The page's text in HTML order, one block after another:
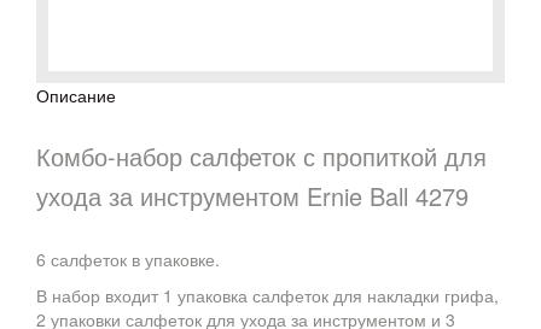
Описание
Комбо-набор салфеток с пропиткой для
ухода за инструментом Ernie Ball 4279
6 салфеток в упаковке.
В набор входит 1 упаковка салфеток для накладки грифа,
2 упаковки салфеток для ухода за инструментом и 3